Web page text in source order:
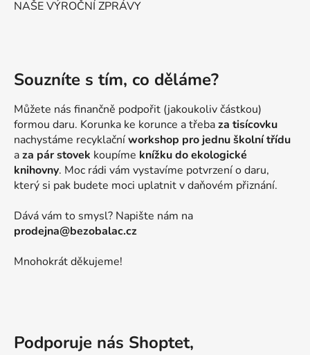
NAŠE VÝROČNÍ ZPRÁVY
Souzníte s tím, co děláme?
Můžete nás finančně podpořit (jakoukoliv částkou)
formou daru. Korunka ke korunce a třebaza tisícovku
nachystáme recyklačníworkshop pro jednu školní třídu
aza pár stovek koupíme knížku do ekologické
knihovny. Moc rádi vám vystavíme potvrzení o daru,
který si pak budete moci uplatnit v daňovém přiznání.
Dává vám to smysl? Napište nám na
prodejna@bezobalac.cz
Mnohokrát děkujeme!
Podporuje nás Shoptet,